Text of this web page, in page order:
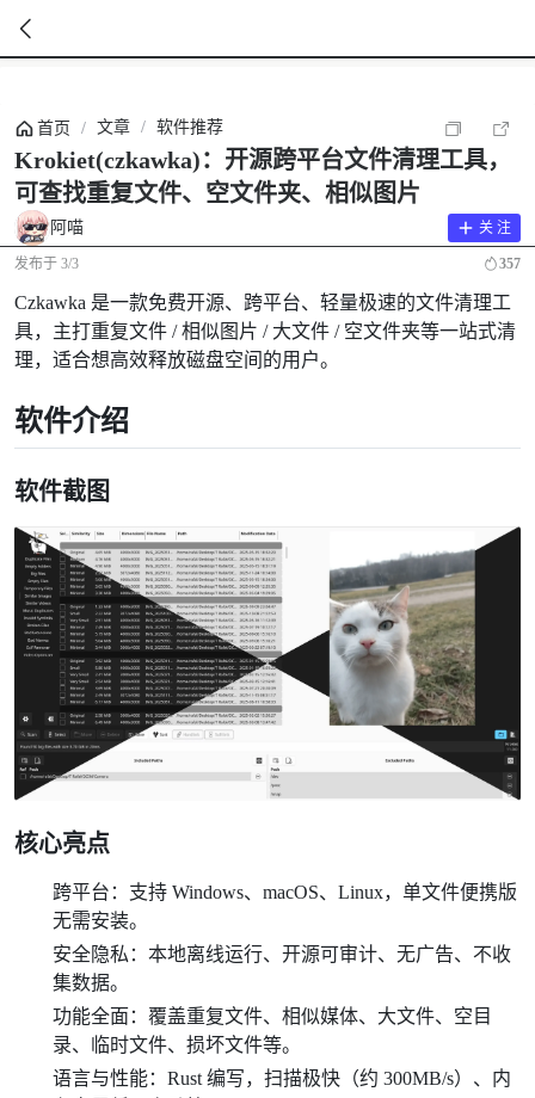
首页 / 文章 / 软件推荐
Krokiet(czkawka)：开源跨平台文件清理工具，
可查找重复文件、空文件夹、相似图片
阿喵 关 注
发布于 3/3 357
Czkawka 是一款免费开源、跨平台、轻量极速的文件清理工
具，主打重复文件 / 相似图片 / 大文件 / 空文件夹等一站式清
理，适合想高效释放磁盘空间的用户。
软件介绍
软件截图
核心亮点
跨平台：支持 Windows、macOS、Linux，单文件便携版
无需安装。
安全隐私：本地离线运行、开源可审计、无广告、不收
集数据。
功能全面：覆盖重复文件、相似媒体、大文件、空目
录、临时文件、损坏文件等。
语言与性能：Rust 编写，扫描极快（约 300MB/s）、内